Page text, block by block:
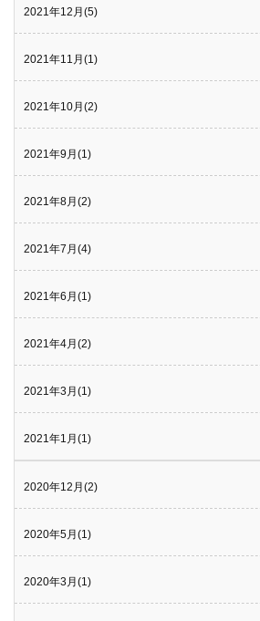
2021年12月(5)
2021年11月(1)
2021年10月(2)
2021年9月(1)
2021年8月(2)
2021年7月(4)
2021年6月(1)
2021年4月(2)
2021年3月(1)
2021年1月(1)
2020年12月(2)
2020年5月(1)
2020年3月(1)